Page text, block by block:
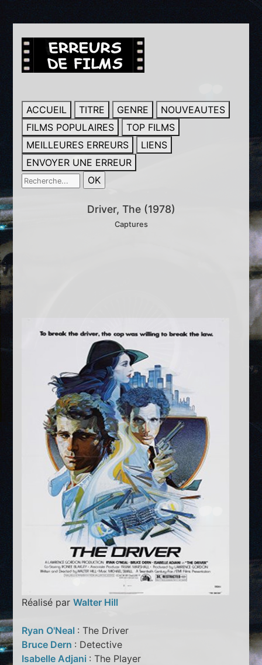
ACCUEIL TITRE GENRE
NOUVEAUTES
FILMS POPULAIRES
TOP FILMS
MEILLEURES ERREURS
LIENS
ENVOYER UNE ERREUR
Driver, The (1978)
Captures
Réalisé parWalter Hill
Ryan O'Neal : The Driver
Bruce Dern : Detective
Isabelle Adjani : The Player